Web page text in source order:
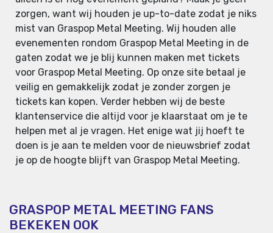
zorgen, want wij houden je up-to-date zodat je niks
mist van Graspop Metal Meeting. Wij houden alle
evenementen rondom Graspop Metal Meeting in de
gaten zodat we je blij kunnen maken met tickets
voor Graspop Metal Meeting. Op onze site betaal je
veilig en gemakkelijk zodat je zonder zorgen je
tickets kan kopen. Verder hebben wij de beste
klantenservice die altijd voor je klaarstaat om je te
helpen met al je vragen. Het enige wat jij hoeft te
doen is je aan te melden voor de nieuwsbrief zodat
je op de hoogte blijft van Graspop Metal Meeting.
GRASPOP METAL MEETING FANS
BEKEKEN OOK